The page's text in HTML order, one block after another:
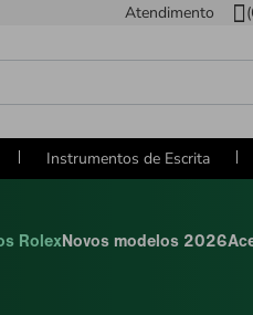
Atendimento
Instrumentos de Escrita
RolexNovos modelos 2026